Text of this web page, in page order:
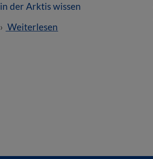
in der Arktis wissen
Weiterlesen